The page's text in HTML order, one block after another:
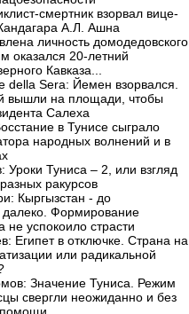
смертник взорвал вице-
А.Л. Ашна
личность домодедовского
оказался 20-летний
Кавказа...
della Sera: Йемен взорвался.
вышли на площади, чтобы
Салеха
в Тунисе сыграло
народных волнений и в
Уроки Туниса – 2, или взгляд
ракурсов
Кыргызстан - до
далеко. Формирование
не успокоило страсти
Египет в отключке. Страна на
или радикальной
Значение Туниса. Режим
свергли неожиданно и без